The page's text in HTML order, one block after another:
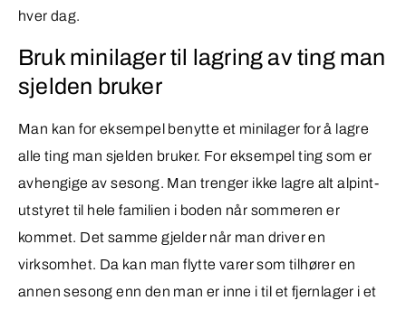
hver dag.
Bruk minilager til lagring av ting man
sjelden bruker
Man kan for eksempel benytte et minilager for å lagre
alle ting man sjelden bruker. For eksempel ting som er
avhengige av sesong. Man trenger ikke lagre alt alpint-
utstyret til hele familien i boden når sommeren er
kommet. Det samme gjelder når man driver en
virksomhet. Da kan man flytte varer som tilhører en
annen sesong enn den man er inne i til et fjernlager i et